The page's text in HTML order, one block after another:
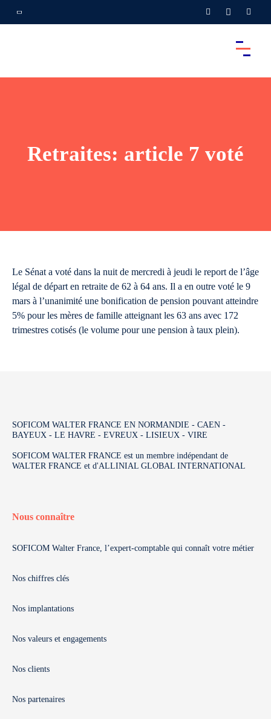
Retraites: article 7 voté
Le Sénat a voté dans la nuit de mercredi à jeudi le report de l’âge
légal de départ en retraite de 62 à 64 ans. Il a en outre voté le 9
mars à l’unanimité une bonification de pension pouvant atteindre
5% pour les mères de famille atteignant les 63 ans avec 172
trimestres cotisés (le volume pour une pension à taux plein).
SOFICOM WALTER FRANCE EN NORMANDIE - CAEN -
BAYEUX - LE HAVRE - EVREUX - LISIEUX - VIRE
SOFICOM WALTER FRANCE est un membre indépendant de
WALTER FRANCE et d'ALLINIAL GLOBAL INTERNATIONAL
Nous connaître
SOFICOM Walter France, l’expert-comptable qui connaît votre métier
Nos chiffres clés
Nos implantations
Nos valeurs et engagements
Nos clients
Nos partenaires